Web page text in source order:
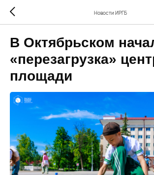
Новости ИРГБ
В Октябрьском
«перезагрузка»
площади